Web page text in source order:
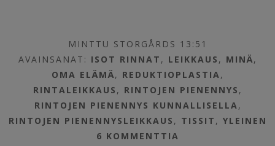
MINTTU STORGÅRDS 13:51
AVAINSANAT: ISOT RINNAT , LEIKKAUS , MINÄ,
OMA ELÄMÄ, REDUKTIOPLASTIA,
RINTALEIKKAUS , RINTOJEN PIENENNYS ,
RINTOJEN PIENENNYS KUNNALLISELLA,
RINTOJEN PIENENNYSLEIKKAUS , TISSIT ,YLEINEN
6 KOMMENTTIA